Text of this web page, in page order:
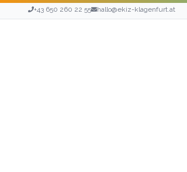
+43 650 260 22 55 hallo@ekiz-klagenfurt.at